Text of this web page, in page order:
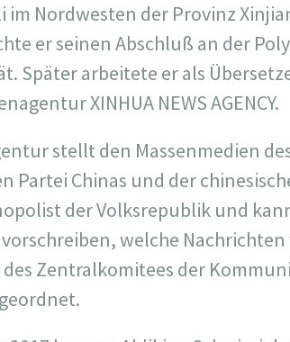
Nordwesten der Provinz
er seinen Abschluß an der
Später arbeitete er als
XINHUA NEWS AGENCY.
stellt den Massenmedien
Partei Chinas und der
der Volksrepublik und
welche
Zentralkomitees der